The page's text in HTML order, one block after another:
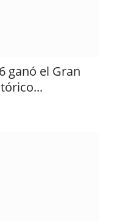
ganó el Gran